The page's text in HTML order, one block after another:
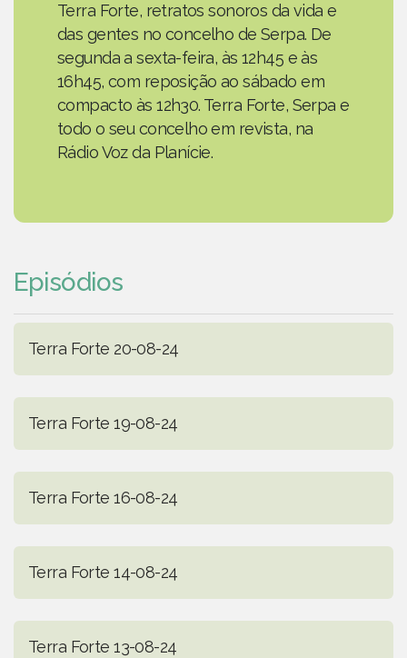
Terra Forte, retratos sonoros da vida e
das gentes no concelho de Serpa. De
segunda a sexta-feira, às 12h45 e às
16h45, com reposição ao sábado em
compacto às 12h30. Terra Forte, Serpa e
todo o seu concelho em revista, na
Rádio Voz da Planície.
Episódios
Terra Forte 20-08-24
Terra Forte 19-08-24
Terra Forte 16-08-24
Terra Forte 14-08-24
Terra Forte 13-08-24